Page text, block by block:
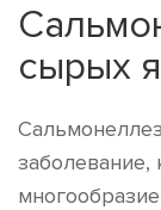
сырых
заболевание,